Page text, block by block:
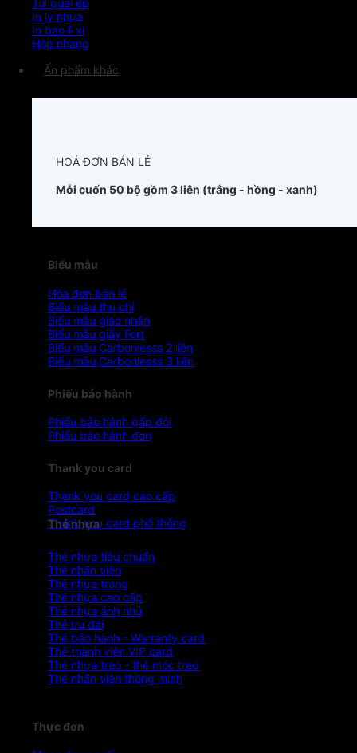
In ly nhựa
In bao lì xì
Hộp nhang
Ấn phẩm khác
HOÁ ĐƠN BÁN LẺ
Mỗi cuốn 50 bộ gồm 3 liên (trắng - hồng - xanh)
Biểu mẫu
Hóa đơn bán lẻ
Biểu mẫu thu chi
Biểu mẫu giao nhận
Biểu mẫu giấy Fort
Biểu mẫu Carbonlesss 2 liên
Biểu mẫu Carbonlesss 3 liên
Phiếu bảo hành
Phiếu bảo hành gấp đôi
Phiếu bảo hành đơn
Thank you card
Thank you card cao cấp
Postcard
Thank you card phổ thông
Thẻ nhựa
Thẻ nhựa tiêu chuẩn
Thẻ nhân viên
Thẻ nhựa trong
Thẻ nhựa cao cấp
Thẻ nhựa ánh nhủ
Thẻ ưu đãi
Thẻ bảo hành - Warranty card
Thẻ thành viên VIP card
Thẻ nhựa treo - thẻ móc treo
Thẻ nhân viên thông minh
Thực đơn